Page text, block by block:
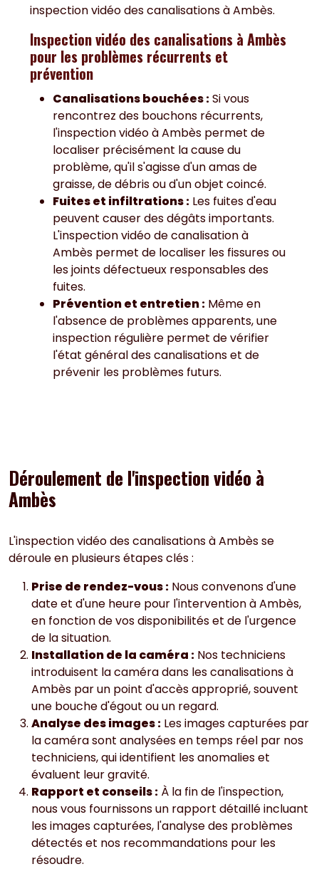
inspection vidéo des canalisations à Ambès.
Inspection vidéo des canalisations à Ambès
pour les problèmes récurrents et
prévention
Canalisations bouchées :Si vous
rencontrez des bouchons récurrents,
l'inspection vidéo à Ambès permet de
localiser précisément la cause du
problème, qu'il s'agisse d'un amas de
graisse, de débris ou d'un objet coincé.
Fuites et infiltrations : Les fuites d'eau
peuvent causer des dégâts importants.
L'inspection vidéo de canalisation à
Ambès permet de localiser les fissures ou
les joints défectueux responsables des
fuites.
Prévention et entretien : Même en
l'absence de problèmes apparents, une
inspection régulière permet de vérifier
l'état général des canalisations et de
prévenir les problèmes futurs.
Déroulement de l'inspection vidéo à
Ambès
L'inspection vidéo des canalisations à Ambès se
déroule en plusieurs étapes clés :
Prise de rendez-vous : Nous convenons d'une
date et d'une heure pour l'intervention à Ambès,
en fonction de vos disponibilités et de l'urgence
de la situation.
Installation de la caméra : Nos techniciens
introduisent la caméra dans les canalisations à
Ambès par un point d'accès approprié, souvent
une bouche d'égout ou un regard.
Analyse des images : Les images capturées par
la caméra sont analysées en temps réel par nos
techniciens, qui identifient les anomalies et
évaluent leur gravité.
Rapport et conseils : À la fin de l'inspection,
nous vous fournissons un rapport détaillé incluant
les images capturées, l'analyse des problèmes
détectés et nos recommandations pour les
résoudre.